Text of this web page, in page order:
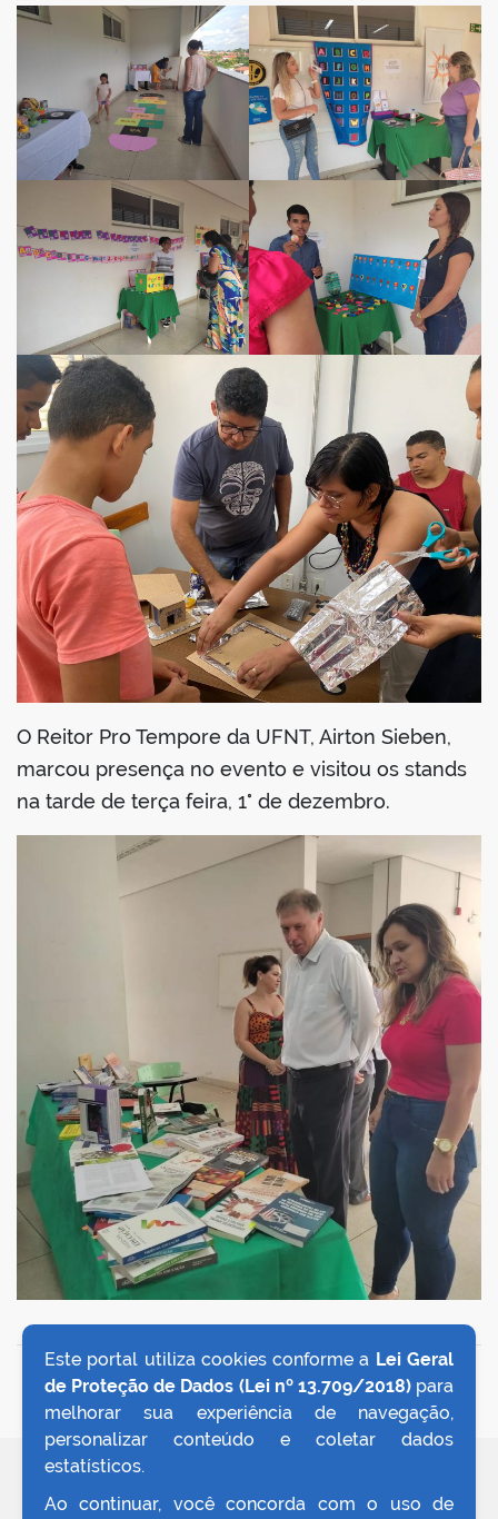
O Reitor Pro Tempore da UFNT, Airton Sieben,
marcou presença no evento e visitou os stands
na tarde de terça feira, 1° de dezembro.
VOLTAR AO TOPO
Este portal utiliza cookies conforme a Lei Geral
de Proteção de Dados (Lei nº 13.709/2018)para
melhorar sua experiência de navegação,
personalizar conteúdo e coletar dados
estatísticos.
Ao continuar, você concorda com o uso de